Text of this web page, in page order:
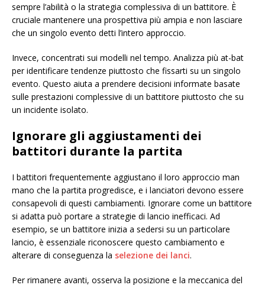
sempre l’abilità o la strategia complessiva di un battitore. È
cruciale mantenere una prospettiva più ampia e non lasciare
che un singolo evento detti l’intero approccio.
Invece, concentrati sui modelli nel tempo. Analizza più at-bat
per identificare tendenze piuttosto che fissarti su un singolo
evento. Questo aiuta a prendere decisioni informate basate
sulle prestazioni complessive di un battitore piuttosto che su
un incidente isolato.
Ignorare gli aggiustamenti dei
battitori durante la partita
I battitori frequentemente aggiustano il loro approccio man
mano che la partita progredisce, e i lanciatori devono essere
consapevoli di questi cambiamenti. Ignorare come un battitore
si adatta può portare a strategie di lancio inefficaci. Ad
esempio, se un battitore inizia a sedersi su un particolare
lancio, è essenziale riconoscere questo cambiamento e
alterare di conseguenza la selezione dei lanci.
Per rimanere avanti, osserva la posizione e la meccanica del